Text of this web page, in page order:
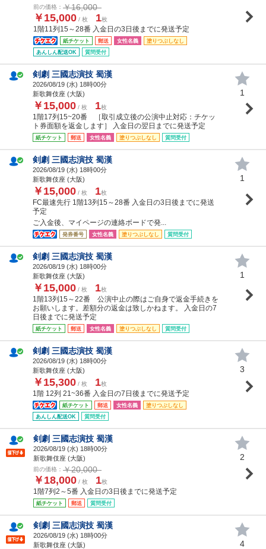
前の価格： ￥16,000
￥15,000 / 枚 1枚
1階11列15～28番 入金日の3日後までに発送予定
紙チケット 郵送 女性名義
塗りつぶしなし
あんしん配送OK
質問受付
剣劇 三國志演技 蜀漢
2026/08/19 (水) 18時00分
新歌舞伎座 (大阪)
￥15,000 / 枚 1枚
1階17列15~20番 ［取引成立後の公演中止対応：チケッ
ト券面額を返金します］ 入金日の翌日までに発送予定
紙チケット 郵送 女性名義 塗りつぶしなし 質問受付
1
剣劇 三國志演技 蜀漢
2026/08/19 (水) 18時00分
新歌舞伎座 (大阪)
￥15,000 / 枚 1枚
FC最速先行 1階13列15～28番 入金日の3日後までに発送
予定
ご入金後、マイページの連絡ボードで発...
発券番号 女性名義 塗りつぶしなし 質問受付
1
剣劇 三國志演技 蜀漢
2026/08/19 (水) 18時00分
新歌舞伎座 (大阪)
￥15,000 / 枚 1枚
1階13列15～22番 公演中止の際はご自身で返金手続きを
お願いします。差額分の返金は致しかねます。 入金日の7
日後までに発送予定
紙チケット 郵送 女性名義 塗りつぶしなし 質問受付
1
剣劇 三國志演技 蜀漢
2026/08/19 (水) 18時00分
新歌舞伎座 (大阪)
￥15,300 / 枚 1枚
1階 12列 21~36番 入金日の7日後までに発送予定
紙チケット 郵送 女性名義
塗りつぶしなし
あんしん配送OK
質問受付
3
剣劇 三國志演技 蜀漢
2026/08/19 (水) 18時00分
新歌舞伎座 (大阪)
前の価格： ￥20,000
￥18,000 / 枚 1枚
1階7列2～5番 入金日の3日後までに発送予定
紙チケット 郵送 質問受付
2
剣劇 三國志演技 蜀漢
2026/08/19 (水) 18時00分
新歌舞伎座 (大阪)
4